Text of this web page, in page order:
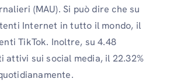
(MAU). Si può dire che su
Internet in tutto il mondo, il
TikTok. Inoltre, su 4.48
attivi sui social media, il 22.32%